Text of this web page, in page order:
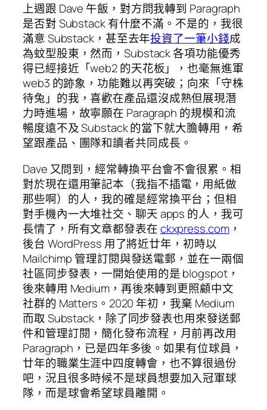
上週跟 Dave 午飯，對方問我轉到 Paragraph
是否對 Substack 有什麼不滿。不是的，我很
滿意 Substack，甚至去年投資了一筆小錢成
為蚊型股東，然而，Substack 各項功能優秀
得已經接近「web2 的天花板」，也毫無進軍
web3 的跡象，功能難以再突破；向來「守株
待兔」的我，喜歡在產品還沒成熟但展現潛
力時進場，故寧願在 Paragraph 的規模和流
暢度遠不及 Substack 的當下就大膽轉用，希
望跟產品、團隊和讀者共同成長。
Dave 又問到，經常轉換平台會不會很累。相
對於現在還用筆記本（我指不插電，用紙做
那些啊）的人，我的確是經常換平台；但相
對手機內一大堆社交、聊天 apps 的人，我可
長情了，所有文章都發表在ckxpress.com，
後台 WordPress 用了將近廿年，初時以
Mailchimp 管理訂閱與發送電郵，並在一兩個
社區同步發表，一開始使用的是 blogspot，
後來轉用 Medium，再後來轉到更照顧中文
社群的 Matters。2020 年初，我棄 Medium
而取 Substack，除了同步發表也用來發送郵
件和管理訂閱，簡化發布流程，月前再改用
Paragraph，已是四年多後。如果有位球員，
廿年的職業生涯中四度轉會，也不算很過份
吧，況且很多時候不是球員想要加入冠軍球
隊，而是球會希望球員離開。